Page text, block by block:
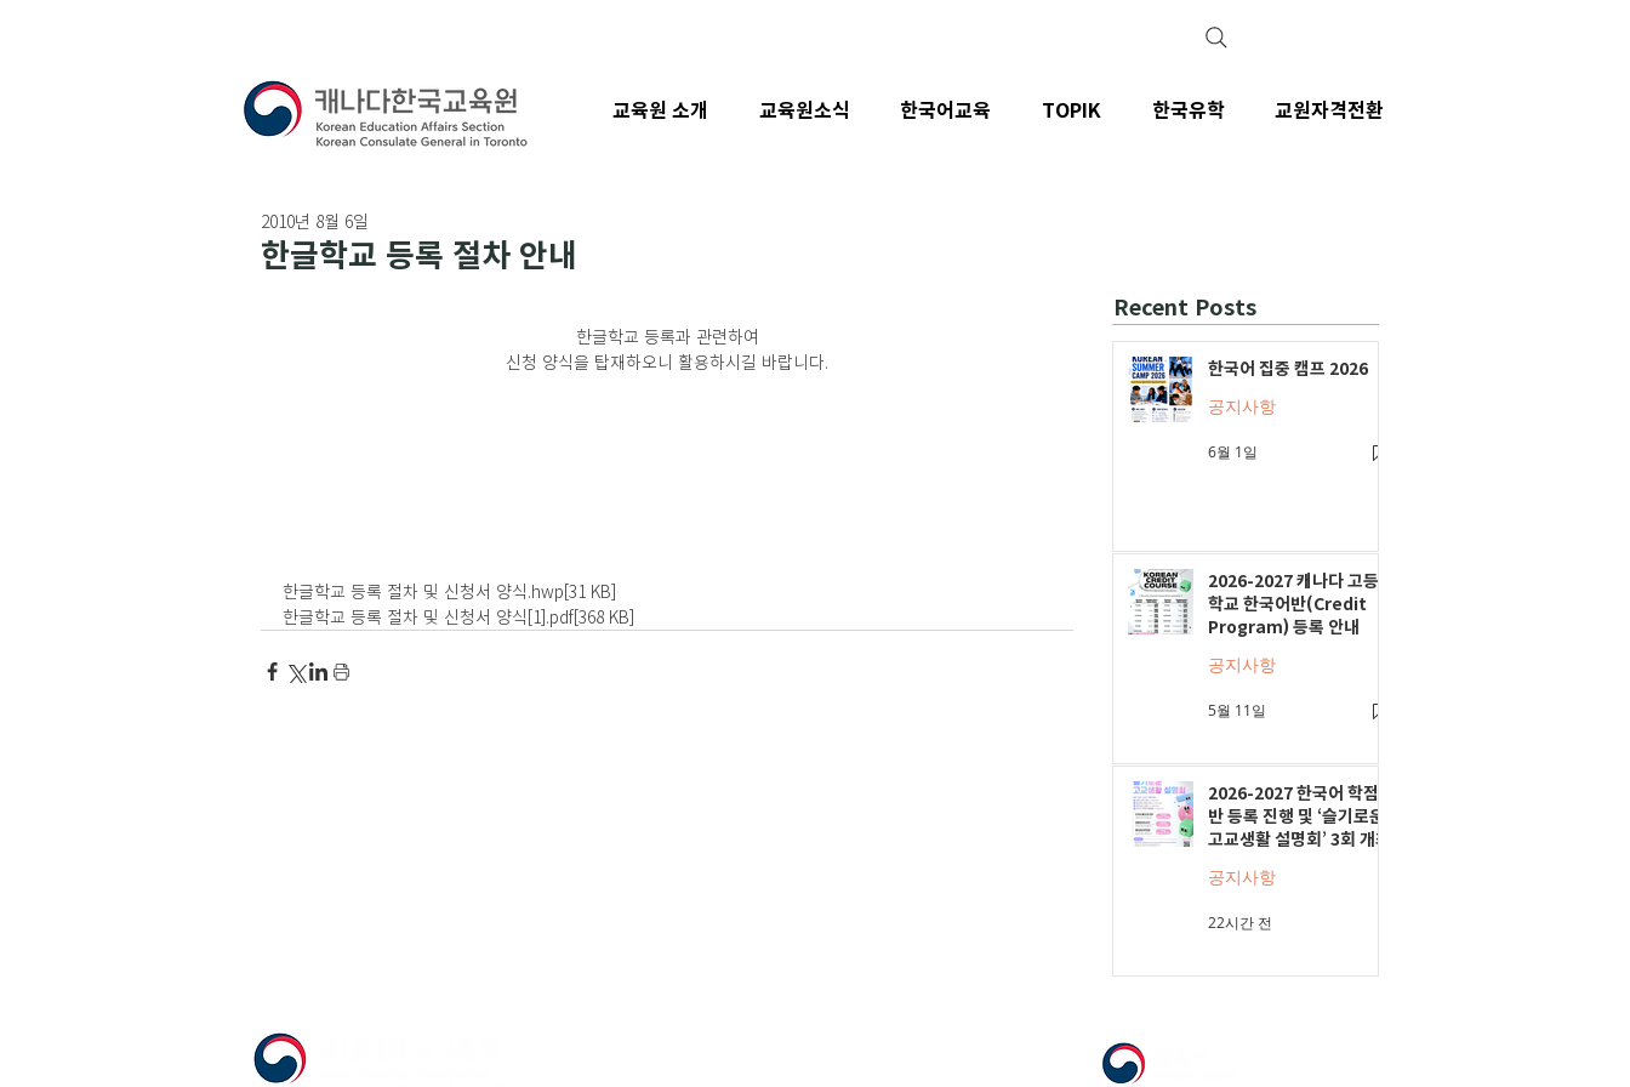
한글학교 등록 절차 안내
2010년 8월 6일
한글학교 등록과 관련하여
신청 양식을 탑재하오니 활용하시길 바랍니다.
한글학교 등록 절차 및 신청서 양식.hwp[31 KB]
한글학교 등록 절차 및 신청서 양식[1].pdf[368 KB]
Recent Posts
한국어 집중 캠프 2026
공지사항
6월 1일
2026-2027 캐나다 고등
학교 한국어반(Credit
Program) 등록 안내
공지사항
5월 11일
2026-2027 한국어 학점
반 등록 진행 및 ‘슬기로운
고교생활 설명회’ 3회 개최
공지사항
22시간 전
교육원 소개 교육원소식 한국어교육 TOPIK 한국유학 교원자격전환